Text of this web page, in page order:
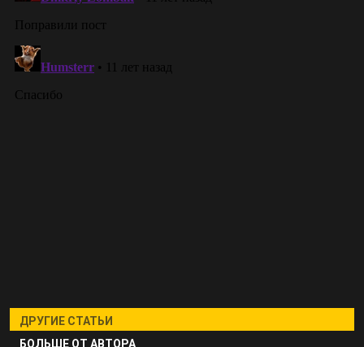
ДРУГИЕ СТАТЬИ
БОЛЬШЕ ОТ АВТОРА